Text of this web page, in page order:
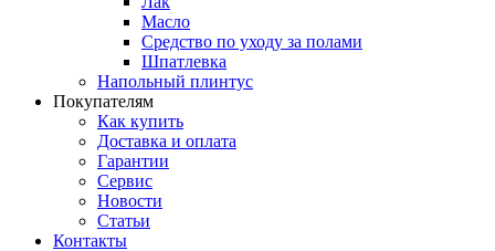
Масло
Средство по уходу за полами
Шпатлевка
Напольный плинтус
Покупателям
Как купить
Доставка и оплата
Гарантии
Сервис
Новости
Статьи
Контакты